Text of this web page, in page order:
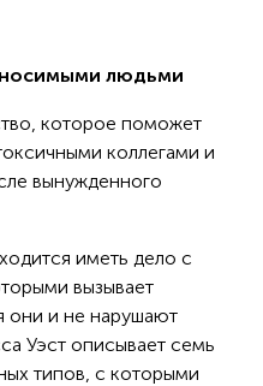
людьми
которое поможет
коллегами и
вынужденного
иметь дело с
вызывает
они и не нарушают
Уэст описывает семь
типов, с которыми